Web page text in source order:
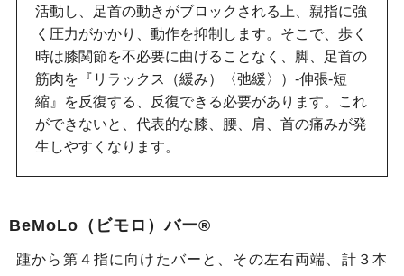
活動し、足首の動きがブロックされる上、親指に強
く圧力がかかり、動作を抑制します。そこで、歩く
時は膝関節を不必要に曲げることなく、脚、足首の
筋肉を『リラックス（緩み）〈弛緩〉）-伸張-短
縮』を反復する、反復できる必要があります。これ
ができないと、代表的な膝、腰、肩、首の痛みが発
生しやすくなります。
BeMoLo（ビモロ）バー®
踵から第４指に向けたバーと、その左右両端、計３本